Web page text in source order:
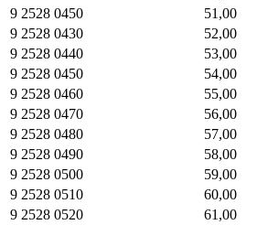
9 2528 0450
51,00
9 2528 0430
52,00
9 2528 0440
53,00
9 2528 0450
54,00
9 2528 0460
55,00
9 2528 0470
56,00
9 2528 0480
57,00
9 2528 0490
58,00
9 2528 0500
59,00
9 2528 0510
60,00
9 2528 0520
61,00